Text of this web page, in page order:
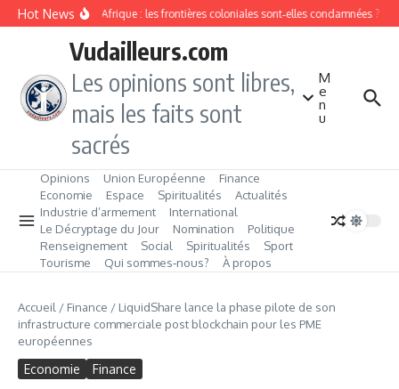
Aller au contenu
Hot News
ethnique en Afrique : les frontières coloniales sont‑elles condamnées ?
Vudailleurs.com
Les opinions sont libres,
mais les faits sont
sacrés
M
e
n
u
Opinions Union Européenne
Finance
Economie
Espace Spiritualités
Actualités
Industrie d’armement
International
Le Décryptage du Jour
Nomination
Politique
Renseignement
Social Spiritualités
Sport
Tourisme
Qui sommes‑nous? À propos
Accueil / Finance / LiquidShare lance la phase pilote de son
infrastructure commerciale post blockchain pour les PME
européennes
Economie Finance